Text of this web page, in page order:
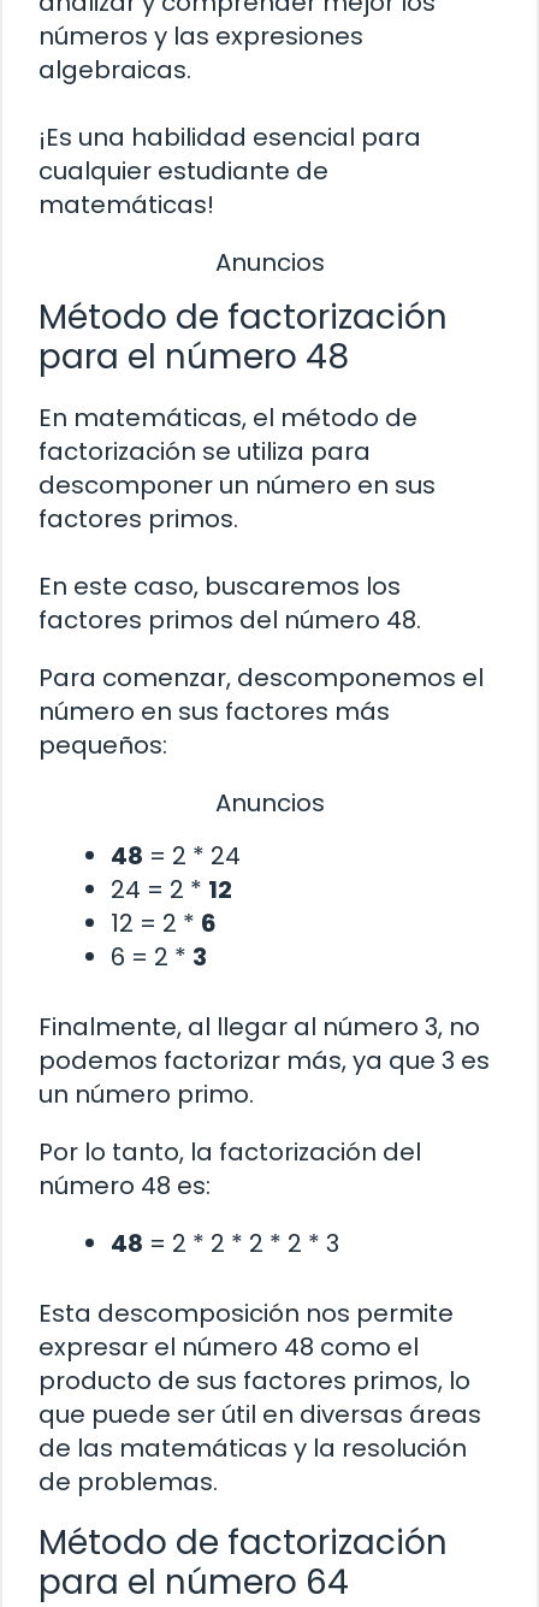
números y las expresiones
algebraicas.
¡Es una habilidad esencial para
cualquier estudiante de
matemáticas!
Anuncios
Método de factorización
para el número 48
En matemáticas, el método de
factorización se utiliza para
descomponer un número en sus
factores primos.
En este caso, buscaremos los
factores primos del número 48.
Para comenzar, descomponemos el
número en sus factores más
pequeños:
Anuncios
48 = 2 * 24
24 = 2 * 12
12 = 2 * 6
6 = 2 * 3
Finalmente, al llegar al número 3, no
podemos factorizar más, ya que 3 es
un número primo.
Por lo tanto, la factorización del
número 48 es:
48 = 2 * 2 * 2 * 2 * 3
Esta descomposición nos permite
expresar el número 48 como el
producto de sus factores primos, lo
que puede ser útil en diversas áreas
de las matemáticas y la resolución
de problemas.
Método de factorización
para el número 64